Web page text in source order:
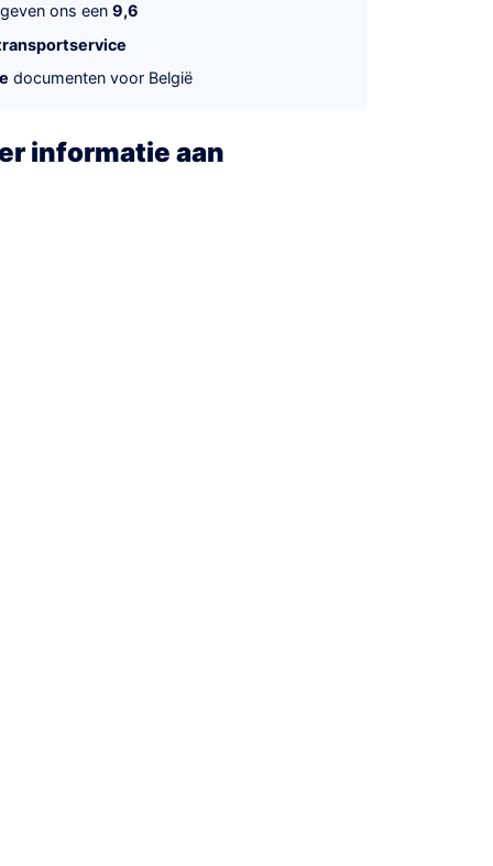
ons een 9,6
documenten voor België
informatie aan